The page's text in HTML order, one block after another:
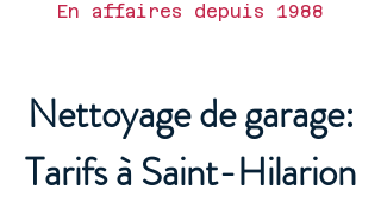
En affaires depuis 1988
Nettoyage de garage:
Tarifs à Saint-Hilarion